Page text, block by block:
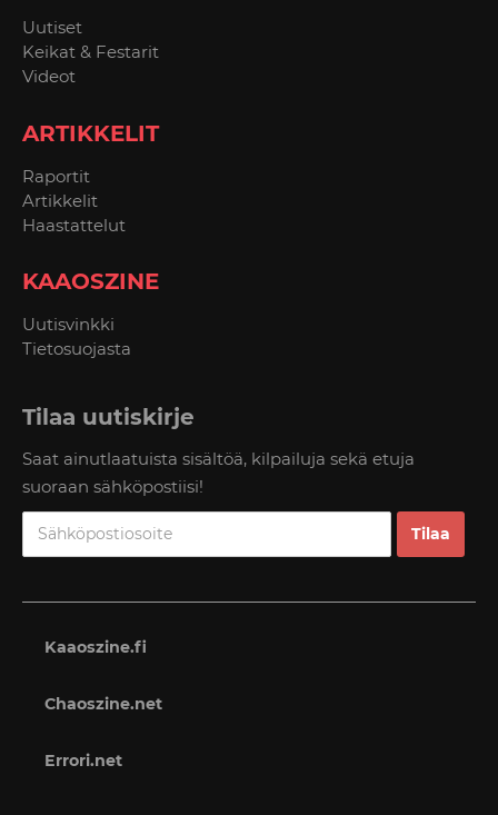
Uutiset
Keikat & Festarit
Videot
ARTIKKELIT
Raportit
Artikkelit
Haastattelut
KAAOSZINE
Uutisvinkki
Tietosuojasta
Tilaa uutiskirje
Saat ainutlaatuista sisältöä, kilpailuja sekä etuja
suoraan sähköpostiisi!
Kaaoszine.fi
Chaoszine.net
Errori.net